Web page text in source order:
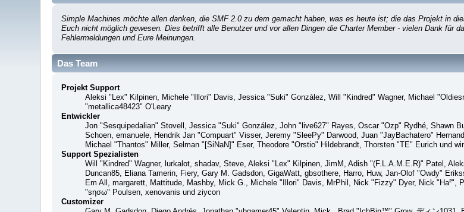
Simple Machines möchte allen danken, die SMF 2.0 zu dem gemacht haben, was es heute ist; die das Projekt in
Euch nicht möglich gewesen. Dies betrifft alle Benutzer und vor allen Dingen die Charter Member - vielen Dank für
Fehlermeldungen und Eure Meinungen.
Das Team
Projekt Support
Aleksi "Lex" Kilpinen, Michele "Illori" Davis, Jessica "Suki" González, Will "Kindred" Wagner, Michael
"metallica48423" O'Leary
Entwickler
Jon "Sesquipedalian" Stovell, Jessica "Suki" González, John "live627" Rayes, Oscar "Ozp" Rydhé, Shawn
Schoen, emanuele, Hendrik Jan "Compuart" Visser, Jeremy "SleePy" Darwood, Juan "JayBachatero"
Michael "Thantos" Miller, Selman "[SiNaN]" Eser, Theodore "Orstio" Hildebrandt, Thorsten "TE" Eurich und
Support Spezialisten
Will "Kindred" Wagner, lurkalot, shadav, Steve, Aleksi "Lex" Kilpinen, JimM, Adish "(F.L.A.M.E.R)" Patel,
Duncan85, Eliana Tamerin, Fiery, Gary M. Gadsdon, GigaWatt, gbsothere, Harro, Huw, Jan-Olof "Owdy"
Em All, margarett, Mattitude, Mashby, Mick G., Michele "Illori" Davis, MrPhil, Nick "Fizzy" Dyer, Nick "Ha²",
"sησω" Poulsen, xenovanis und ziycon
Customizer